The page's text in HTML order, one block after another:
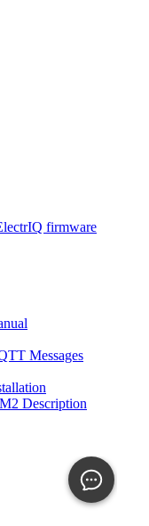
firmware
Messages
Description